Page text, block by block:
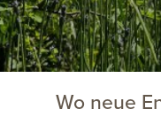
Wo neue